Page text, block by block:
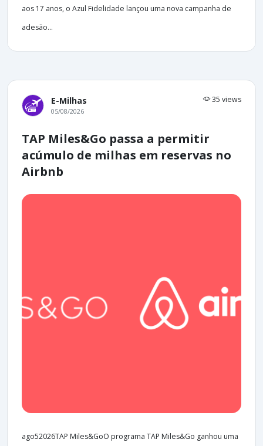
aos 17 anos, o Azul Fidelidade lançou uma nova campanha de
adesão...
E-Milhas 35 views
05/08/2026
TAP Miles&Go passa a permitir
acúmulo de milhas em reservas no
Airbnb
ago52026TAP Miles&GoO programa TAP Miles&Go ganhou uma